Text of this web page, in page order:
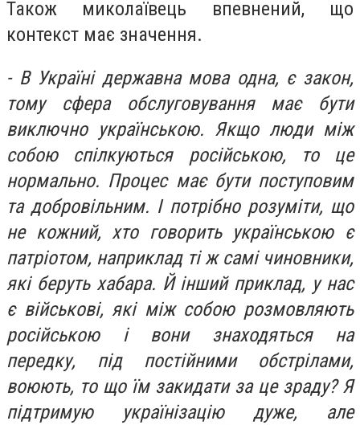
Також миколаївець впевнений, що
контекст має значення.
- В Україні державна мова одна, є закон,
тому сфера обслуговування має бути
виключно українською. Якщо люди між
собою спілкуються російською, то це
нормально. Процес має бути поступовим
та добровільним. І потрібно розуміти, що
не кожний, хто говорить українською є
патріотом, наприклад ті ж самі чиновники,
які беруть хабара. Й інший приклад, у нас
є військові, які між собою розмовляють
російською і вони знаходяться на
передку, під постійними обстрілами,
воюють, то що їм закидати за це зраду? Я
підтримую українізацію дуже, але